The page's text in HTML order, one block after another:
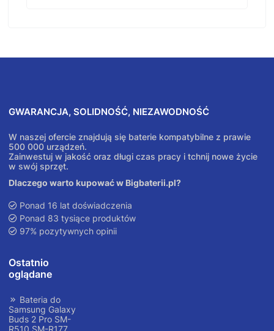
GWARANCJA, SOLIDNOŚĆ, NIEZAWODNOŚĆ
W naszej ofercie znajdują się baterie kompatybilne z prawie
500 000 urządzeń.
Zainwestuj w jakość oraz długi czas pracy i tchnij nowe życie
w swój sprzęt.
Dlaczego warto kupować w Bigbaterii.pl?
Ponad 16 lat doświadczenia
Ponad 83 tysiące produktów
97% pozytywnych opinii
Ostatnio
oglądane
Bateria do
Samsung Galaxy
Buds 2 Pro SM-